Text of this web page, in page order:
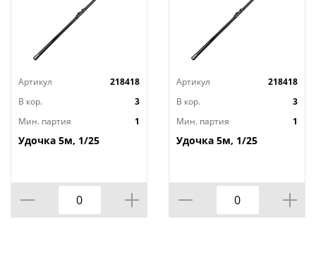
Артикул
218418
В кор.
3
Мин. партия
1
Удочка 5м, 1/25
Артикул
218418
В кор.
3
Мин. партия
1
Удочка 5м, 1/25